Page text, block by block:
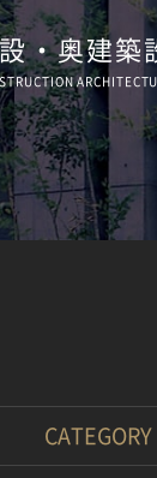
・奥建築
CATEGORY